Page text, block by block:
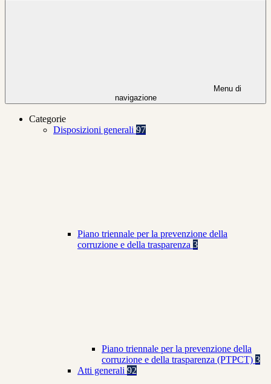
Menu di
navigazione
Categorie
Disposizioni generali 97
Piano triennale per la prevenzione della
corruzione e della trasparenza 3
Piano triennale per la prevenzione della
corruzione e della trasparenza (PTPCT) 3
Atti generali 92